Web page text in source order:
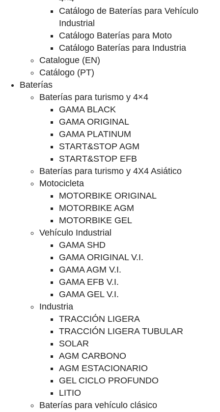
Catálogo de Baterías para Vehículo
Industrial
Catálogo Baterías para Moto
Catálogo Baterías para Industria
Catalogue (EN)
Catálogo (PT)
Baterías
Baterías para turismo y 4×4
GAMA BLACK
GAMA ORIGINAL
GAMA PLATINUM
START&STOP AGM
START&STOP EFB
Baterías para turismo y 4X4 Asiático
Motocicleta
MOTORBIKE ORIGINAL
MOTORBIKE AGM
MOTORBIKE GEL
Vehículo Industrial
GAMA SHD
GAMA ORIGINAL V.I.
GAMA AGM V.I.
GAMA EFB V.I.
GAMA GEL V.I.
Industria
TRACCIÓN LIGERA
TRACCIÓN LIGERA TUBULAR
SOLAR
AGM CARBONO
AGM ESTACIONARIO
GEL CICLO PROFUNDO
LITIO
Baterías para vehículo clásico